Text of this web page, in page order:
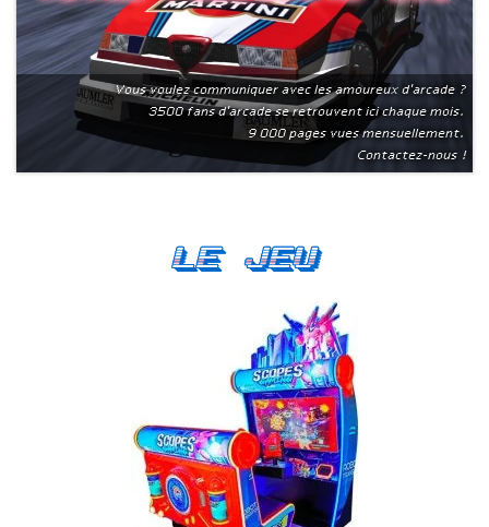
Vous voulez communiquer avec les amoureux d'arcade ?
3500 fans d'arcade se retrouvent ici chaque mois.
9 000 pages vues mensuellement.
Contactez-nous !
Le Jeu